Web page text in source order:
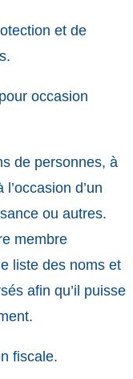
et de
occasion
de personnes, à
d’un
ou autres.
membre
liste des noms et
afin qu’il puisse
fiscale.